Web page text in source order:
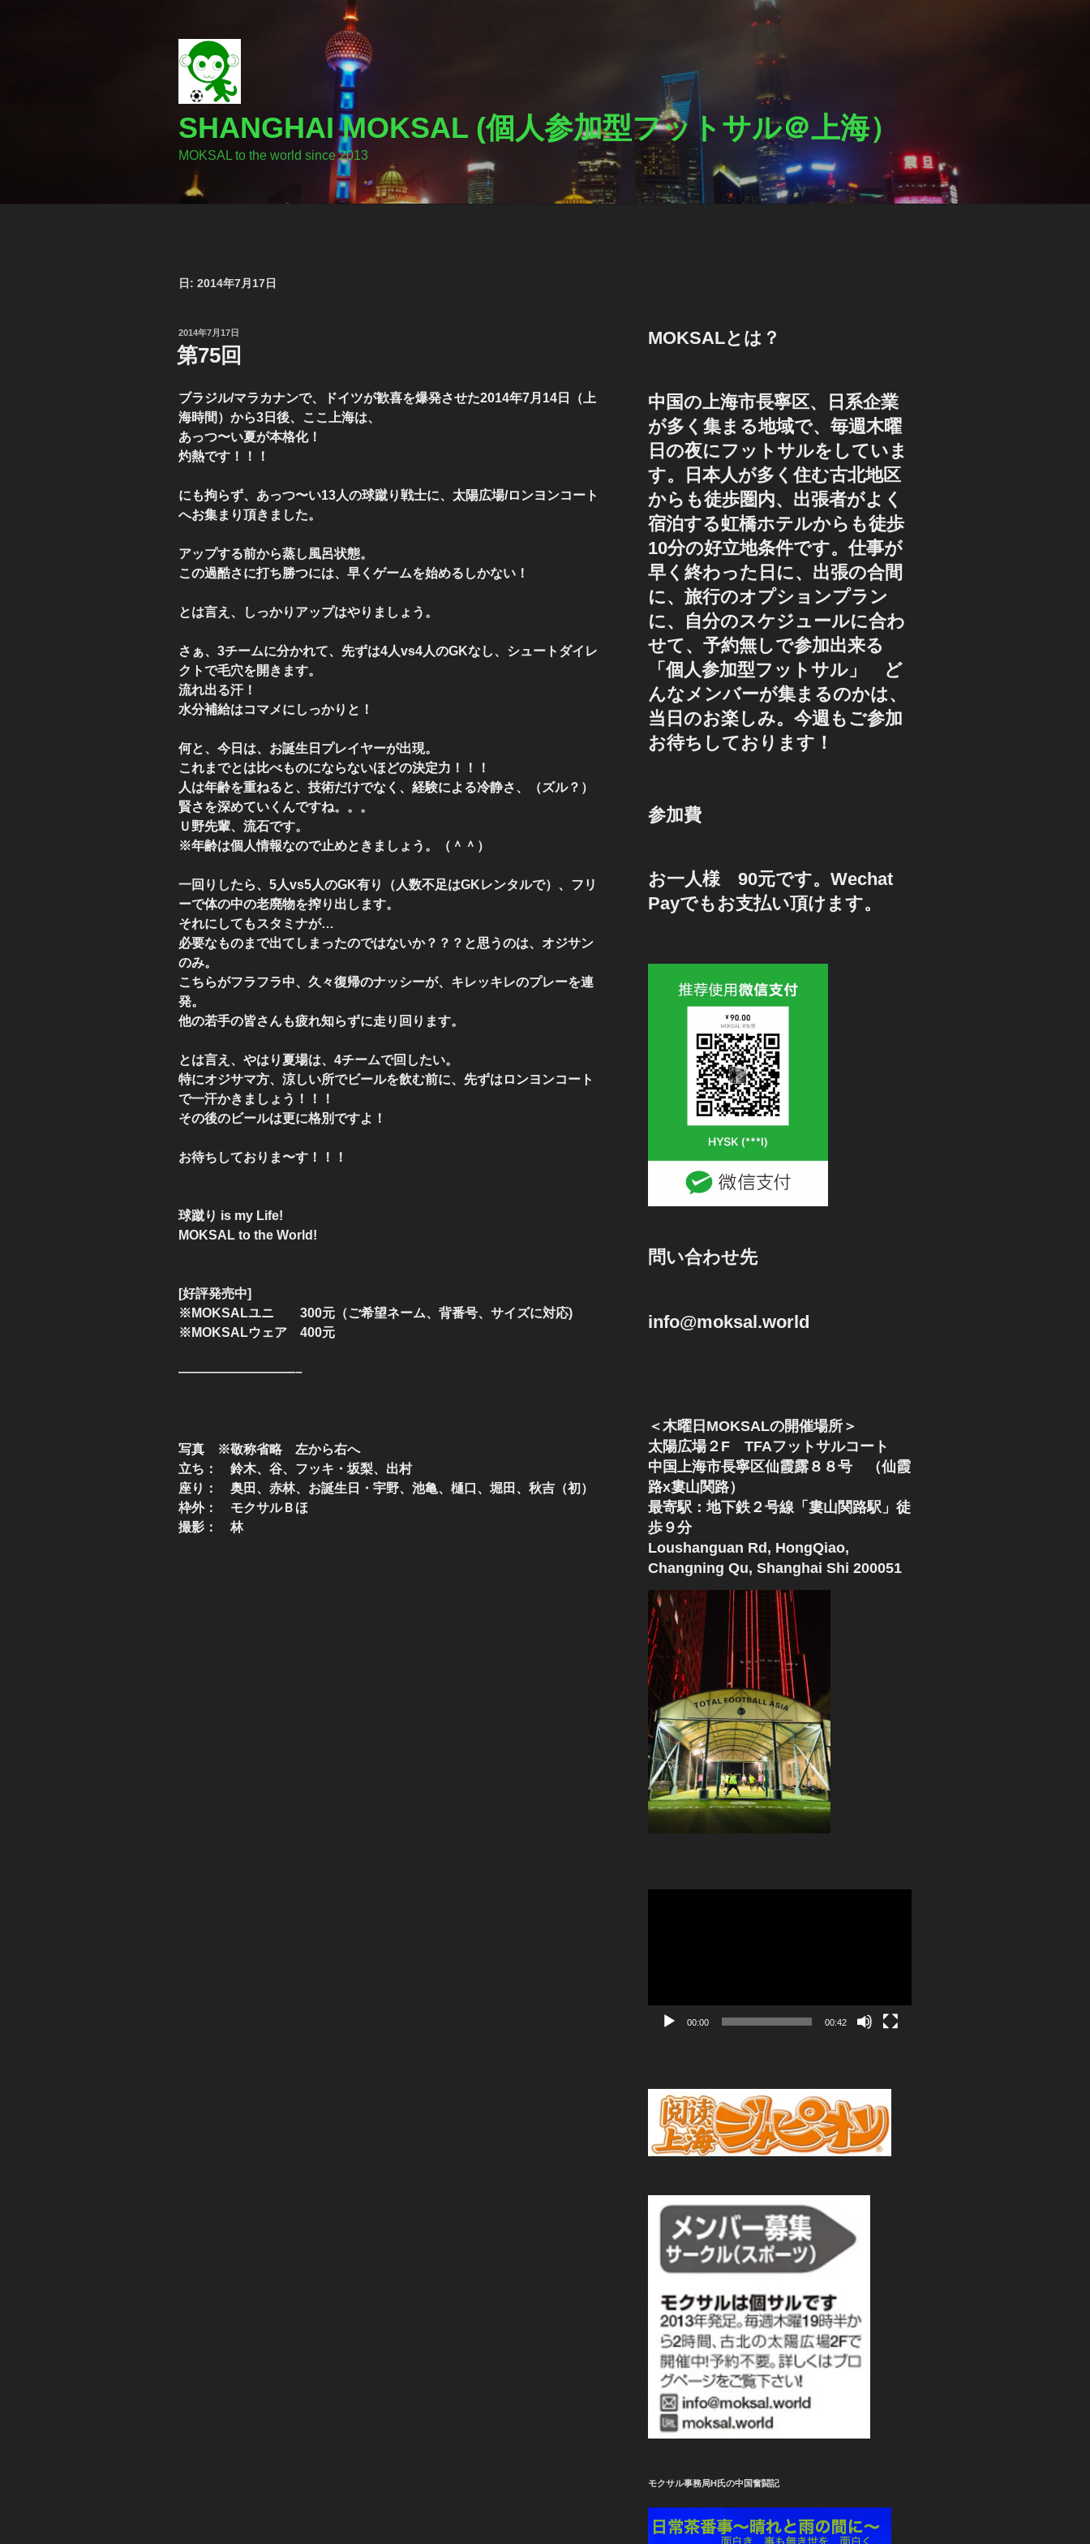
SHANGHAI MOKSAL (個人参加型フットサル＠上海）
MOKSAL to the world since 2013
日: 2014年7月17日
投
稿
日:
2014年7月17日
第75回
ブラジル/マラカナンで、ドイツが歓喜を爆発させた2014年7月14日（上
海時間）から3日後、ここ上海は、
あっつ〜い夏が本格化！
灼熱です！！！
にも拘らず、あっつ〜い13人の球蹴り戦士に、太陽広場/ロンヨンコート
へお集まり頂きました。
アップする前から蒸し風呂状態。
この過酷さに打ち勝つには、早くゲームを始めるしかない！
とは言え、しっかりアップはやりましょう。
さぁ、3チームに分かれて、先ずは4人vs4人のGKなし、シュートダイレ
クトで毛穴を開きます。
流れ出る汗！
水分補給はコマメにしっかりと！
何と、今日は、お誕生日プレイヤーが出現。
これまでとは比べものにならないほどの決定力！！！
人は年齢を重ねると、技術だけでなく、経験による冷静さ、（ズル？）
賢さを深めていくんですね。。。
Ｕ野先輩、流石です。
※年齢は個人情報なので止めときましょう。（＾＾）
一回りしたら、5人vs5人のGK有り（人数不足はGKレンタルで）、フリ
ーで体の中の老廃物を搾り出します。
それにしてもスタミナが…
必要なものまで出てしまったのではないか？？？と思うのは、オジサン
のみ。
こちらがフラフラ中、久々復帰のナッシーが、キレッキレのプレーを連
発。
他の若手の皆さんも疲れ知らずに走り回ります。
とは言え、やはり夏場は、4チームで回したい。
特にオジサマ方、涼しい所でビールを飲む前に、先ずはロンヨンコート
で一汗かきましょう！！！
その後のビールは更に格別ですよ！
お待ちしておりま〜す！！！
球蹴り is my Life!
MOKSAL to the World!
[好評発売中]
※MOKSALユニ 300元（ご希望ネーム、背番号、サイズに対応)
※MOKSALウェア 400元
—————————–
写真 ※敬称省略 左から右へ
立ち： 鈴木、谷、フッキ・坂梨、出村
座り： 奥田、赤林、お誕生日・宇野、池亀、樋口、堀田、秋吉（初）
枠外： モクサルＢほ
撮影： 林
MOKSALとは？
中国の上海市長寧区、日系企業
が多く集まる地域で、毎週木曜
日の夜にフットサルをしていま
す。日本人が多く住む古北地区
からも徒歩圏内、出張者がよく
宿泊する虹橋ホテルからも徒歩
10分の好立地条件です。仕事が
早く終わった日に、出張の合間
に、旅行のオプションプラン
に、自分のスケジュールに合わ
せて、予約無しで参加出来る
「個人参加型フットサル」 ど
んなメンバーが集まるのかは、
当日のお楽しみ。今週もご参加
お待ちしております！
参加費
お一人様 90元です。Wechat
Payでもお支払い頂けます。
問い合わせ先
info@moksal.world
＜木曜日MOKSALの開催場所＞
太陽広場２F TFAフットサルコート
中国上海市長寧区仙霞露８８号 （仙霞
路x婁山関路）
最寄駅：地下鉄２号線「婁山関路駅」徒
歩９分
Loushanguan Rd, HongQiao,
Changning Qu, Shanghai Shi 200051
ー
00:00 00:42
モクサル事務局H氏の中国奮闘記